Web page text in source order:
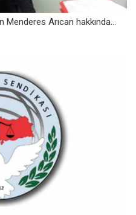
Menderes Arıcan hakkında...